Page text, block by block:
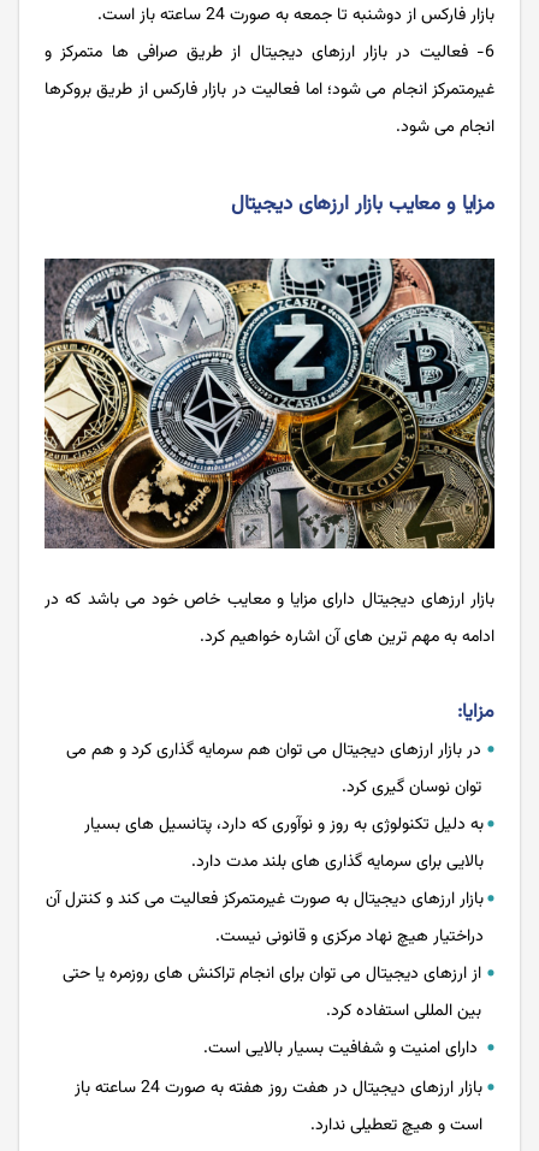
بازار فارکس از دوشنبه تا جمعه به صورت 24 ساعته باز است.
6- فعالیت در بازار ارزهای دیجیتال از طریق صرافی ها متمرکز و
غیرمتمرکز انجام می شود؛ اما فعالیت در بازار فارکس از طریق بروکرها
انجام می شود.
مزایا و معایب بازار ارزهای دیجیتال
بازار ارزهای دیجیتال دارای مزایا و معایب خاص خود می باشد که در
ادامه به مهم ترین های آن اشاره خواهیم کرد.
مزایا:
در بازار ارزهای دیجیتال می توان هم سرمایه گذاری کرد و هم می
توان نوسان گیری کرد.
به دلیل تکنولوژی به روز و نوآوری که دارد، پتانسیل های بسیار
بالایی برای سرمایه گذاری های بلند مدت دارد.
بازار ارزهای دیجیتال به صورت غیرمتمرکز فعالیت می کند و کنترل آن
دراختیار هیچ نهاد مرکزی و قانونی نیست.
از ارزهای دیجیتال می توان برای انجام تراکنش های روزمره یا حتی
بین المللی استفاده کرد.
دارای امنیت و شفافیت بسیار بالایی است.
بازار ارزهای دیجیتال در هفت روز هفته به صورت 24 ساعته باز
است و هیچ تعطیلی ندارد.